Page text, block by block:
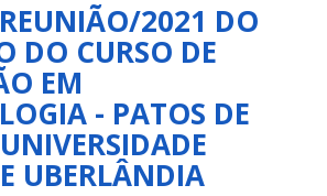
2021 DO
DO CURSO DE
EM
- PATOS DE
UBERLÂNDIA